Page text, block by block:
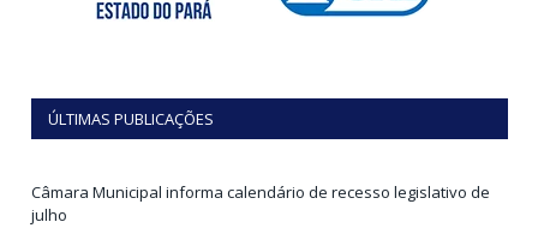
ÚLTIMAS PUBLICAÇÕES
Câmara Municipal informa calendário de recesso legislativo de
julho